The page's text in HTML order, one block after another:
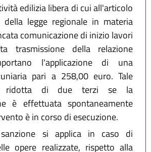
edilizia libera di cui all'articolo
legge regionale in materia
comunicazione di inizio lavori
trasmissione della relazione
l'applicazione di una
pari a 258,00 euro. Tale
ridotta di due terzi se la
è effettuata spontaneamente
è in corso di esecuzione.
si applica in caso di
opere realizzate, rispetto alla